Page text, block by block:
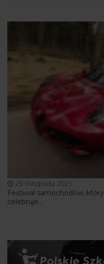
Festiwal samochodów, który
celebruje...
29 listopada 2021